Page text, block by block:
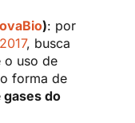
): por
, busca
o uso de
forma de
gases do